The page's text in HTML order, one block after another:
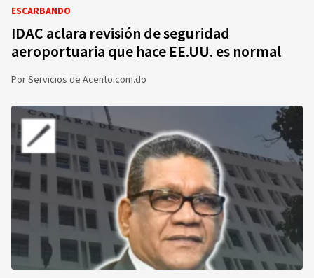
ESCARBANDO
IDAC aclara revisión de seguridad
aeroportuaria que hace EE.UU. es normal
PorServicios de Acento.com.do